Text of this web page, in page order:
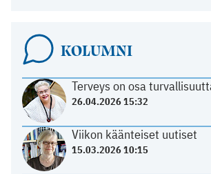
KOLUMNI
Terveys on osa
26.04.2026 15:32
Viikon käänteiset uutiset
15.03.2026 10:15